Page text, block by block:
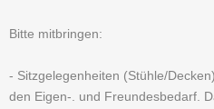
Bitte mitbringen:
- Sitzgelegenheiten (Stühle/
den Eigen-. und Freundesbedarf.